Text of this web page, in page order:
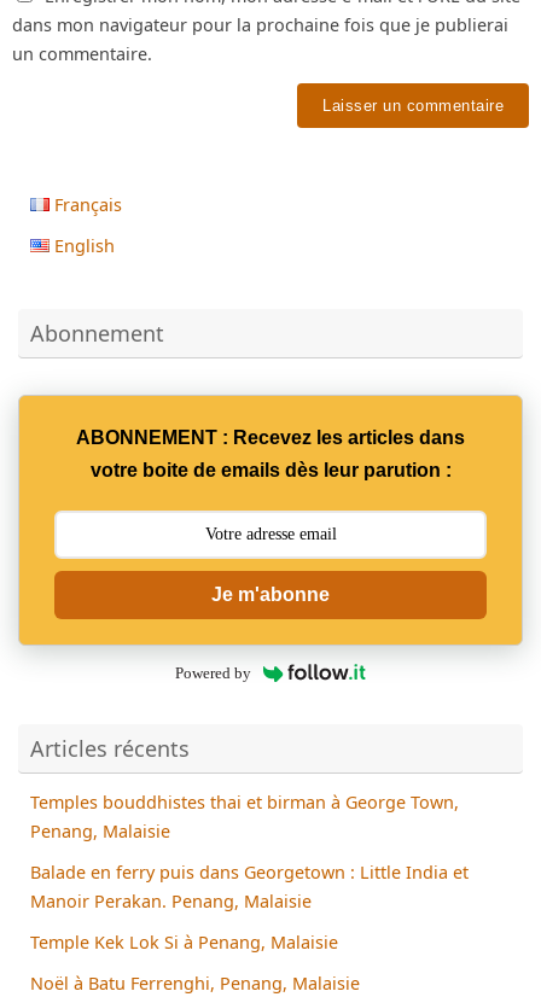
dans mon navigateur pour la prochaine fois que je publierai
un commentaire.
Français
English
Abonnement
ABONNEMENT : Recevez les articles dans
votre boite de emails dès leur parution :
Je m'abonne
Powered by
Articles récents
Temples bouddhistes thai et birman à George Town,
Penang, Malaisie
Balade en ferry puis dans Georgetown : Little India et
Manoir Perakan. Penang, Malaisie
Temple Kek Lok Si à Penang, Malaisie
Noël à Batu Ferrenghi, Penang, Malaisie